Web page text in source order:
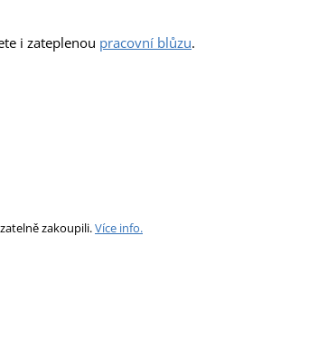
i zateplenou pracovní blůzu.
zakoupili.Více info.